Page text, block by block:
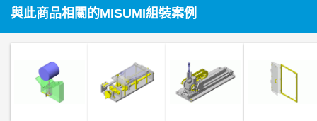
與此商品相關的MISUMI組裝案例